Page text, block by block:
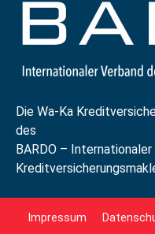
Die Wa-Ka
des
BARDO –
Impressum